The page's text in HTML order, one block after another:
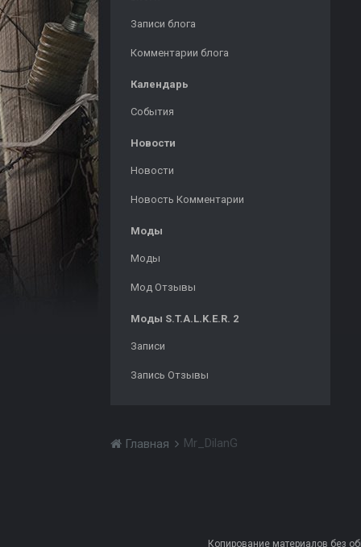
Записи блога
Комментарии блога
Календарь
События
Новости
Новости
Новость Комментарии
Моды
Моды
Мод Отзывы
Моды S.T.A.L.K.E.R. 2
Записи
Запись Отзывы
Главная Mr_DilanG
Копирование материалов без